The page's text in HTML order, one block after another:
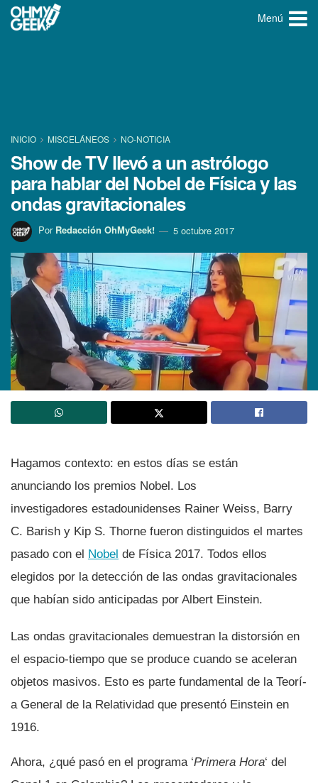
Menú
INICIO MISCELÁNEOS NO-NOTICIA
Show de TV llevó a un astrólogo
para hablar del Nobel de Fí­sica y las
ondas gravitacionales
Por Redacción OhMyGeek! 5 octubre 2017
Hagamos contexto: en estos dí­as se están
anunciando los premios Nobel. Los
investigadores estadounidenses Rainer Weiss, Barry
C. Barish y Kip S. Thorne fueron distinguidos el martes
pasado con el Nobel de Fí­sica 2017. Todos ellos
elegidos por la detección de las ondas gravitacionales
que habí­an sido anticipadas por Albert Einstein.
Las ondas gravitacionales demuestran la distorsión en
el espacio-tiempo que se produce cuando se aceleran
objetos masivos. Esto es parte fundamental de la Teorí­
a General de la Relatividad que presentó Einstein en
1916.
Ahora, ¿qué pasó en el programa ‘Primera Hora‘ del